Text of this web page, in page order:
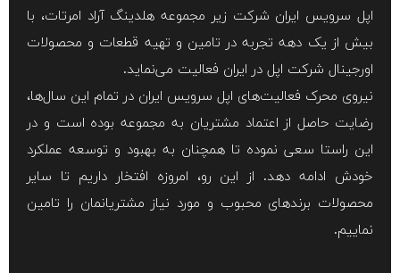
اپل سرویس ایران شرکت زیر مجموعه هلدینگ آراد امرتات، با
بیش از یک دهه تجربه در تامین و تهیه قطعات و محصولات
اورجینال شرکت اپل در ایران فعالیت می‌نماید.
نیروی محرک فعالیت‌های اپل سرویس ایران در تمام این سال‌ها،
رضایت حاصل از اعتماد مشتریان به مجموعه بوده است و در
این راستا سعی نموده تا همچنان به بهبود و توسعه عملکرد
خودش ادامه دهد. از این رو، امروزه افتخار داریم تا سایر
محصولات برند‌های محبوب و مورد نیاز مشتریانمان را تامین
نماییم.